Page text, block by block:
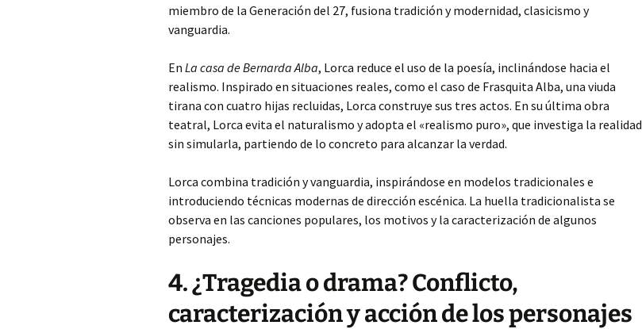
miembro de la Generación del 27, fusiona tradición y modernidad, clasicismo y
vanguardia.
En La casa de Bernarda Alba, Lorca reduce el uso de la poesía, inclinándose hacia el
realismo. Inspirado en situaciones reales, como el caso de Frasquita Alba, una viuda
tirana con cuatro hijas recluidas, Lorca construye sus tres actos. En su última obra
teatral, Lorca evita el naturalismo y adopta el «realismo puro», que investiga la realidad
sin simularla, partiendo de lo concreto para alcanzar la verdad.
Lorca combina tradición y vanguardia, inspirándose en modelos tradicionales e
introduciendo técnicas modernas de dirección escénica. La huella tradicionalista se
observa en las canciones populares, los motivos y la caracterización de algunos
personajes.
4. ¿Tragedia o drama? Conflicto,
caracterización y acción de los personajes